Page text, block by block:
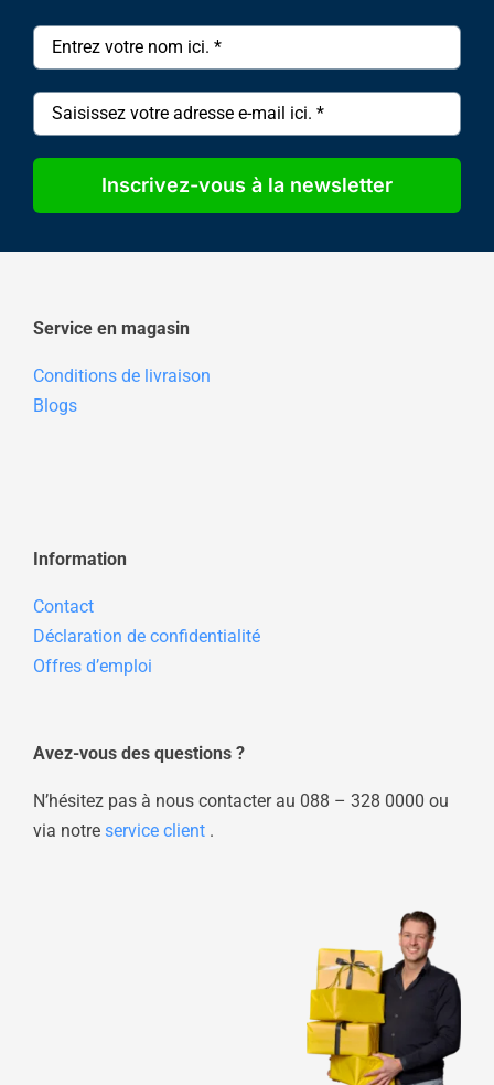
Inscrivez-vous à la newsletter
Service en magasin
Conditions de livraison
Blogs
Information
Contact
Déclaration de confidentialité
Offres d’emploi
Avez-vous des questions ?
N’hésitez pas à nous contacter au 088 – 328 0000 ou
via notre service client.